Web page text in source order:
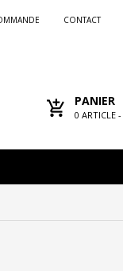
CONTACT
PANIER
0 ARTICLE -